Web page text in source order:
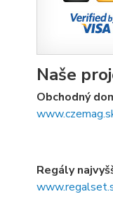
Naše
Obchodný
Regály